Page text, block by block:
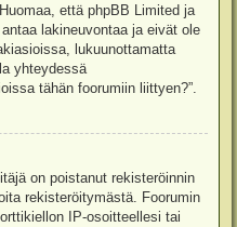
että phpBB Limited ja
lakineuvontaa ja eivät ole
lukuunottamatta
yhteydessä
tähän foorumiin liittyen?”.
on poistanut rekisteröinnin
rekisteröitymästä. Foorumin
IP-osoitteellesi tai